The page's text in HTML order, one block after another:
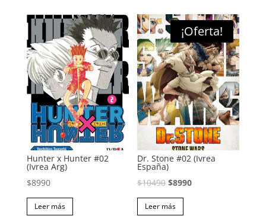
$10990.$6990.
$15490.$11990.
Hunter x Hunter #02
(Ivrea Arg)
$8990
Leer más
¡Oferta!
Dr. Stone #02 (Ivrea
España)
$10490 El
precio
original
$8990El
Leer más